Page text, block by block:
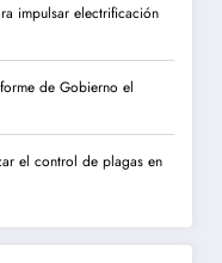
impulsar electrificación
de Gobierno el
el control de plagas en